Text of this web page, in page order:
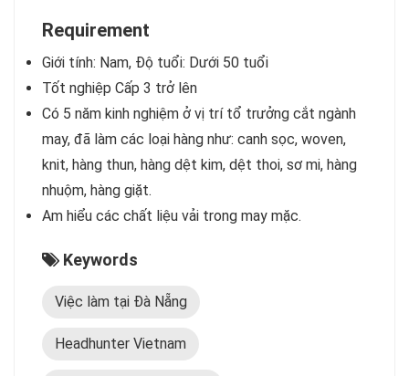
Requirement
Giới tính: Nam, Độ tuổi: Dưới 50 tuổi
Tốt nghiệp Cấp 3 trở lên
Có 5 năm kinh nghiệm ở vị trí tổ trưởng cắt ngành
may, đã làm các loại hàng như: canh sọc, woven,
knit, hàng thun, hàng dệt kim, dệt thoi, sơ mi, hàng
nhuộm, hàng giặt.
Am hiểu các chất liệu vải trong may mặc.
Keywords
Việc làm tại Đà Nẵng
Headhunter Vietnam